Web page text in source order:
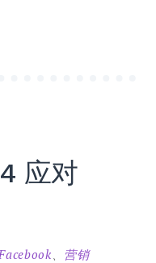
应对
营销